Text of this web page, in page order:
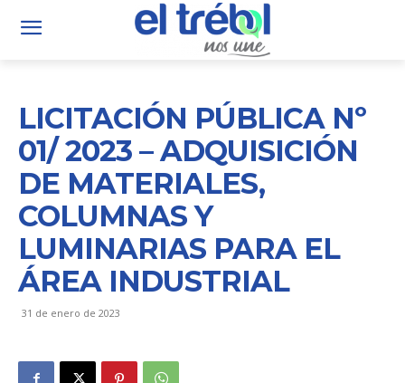
LICITACIÓN PÚBLICA Nº
01/ 2023 – ADQUISICIÓN
DE MATERIALES,
COLUMNAS Y
LUMINARIAS PARA EL
ÁREA INDUSTRIAL
31 de enero de 2023